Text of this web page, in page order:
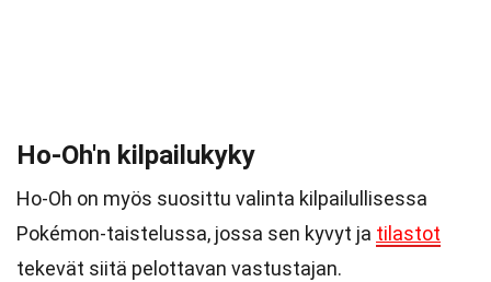
Ho-Oh'n kilpailukyky
Ho-Oh on myös suosittu valinta kilpailullisessa
Pokémon-taistelussa, jossa sen kyvyt ja tilastot
tekevät siitä pelottavan vastustajan.